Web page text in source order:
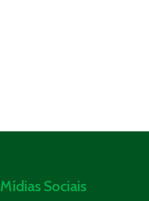
Mídias Sociais